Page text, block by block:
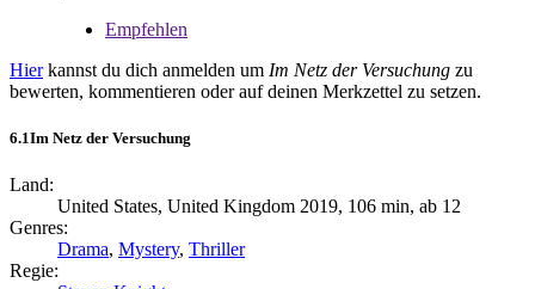
Empfehlen
Hierkannst du dich anmelden um Im Netz der Versuchung zu
bewerten, kommentieren oder auf deinen Merkzettel zu setzen.
6.1Im Netz der Versuchung
Land:
United States, United Kingdom 2019, 106 min, ab 12
Genres:
Drama, Mystery, Thriller
Regie: